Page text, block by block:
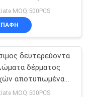
33
σε ανάγλυφο
MOQ:500PCS
δευτερεύοντα
δέρματος
αποτυπωμένα
OEKO
MOQ:500PCS